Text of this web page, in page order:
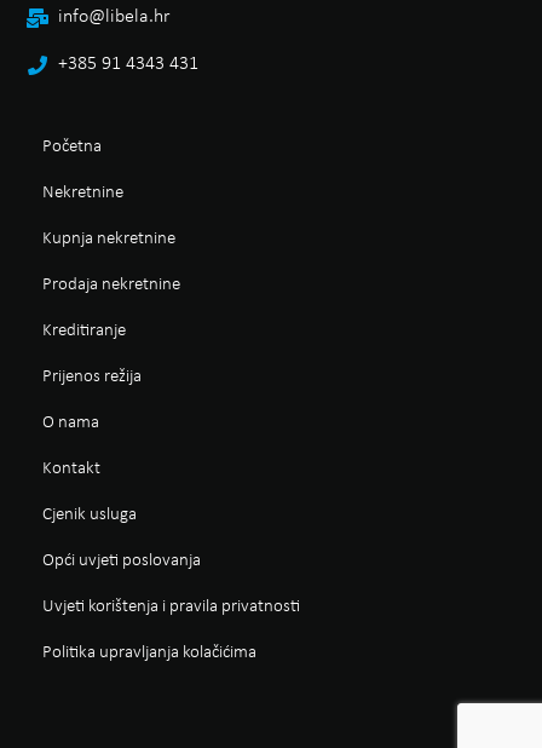
info@libela.hr
+385 91 4343 431
Početna
Nekretnine
Kupnja nekretnine
Prodaja nekretnine
Kreditiranje
Prijenos režija
O nama
Kontakt
Cjenik usluga
Opći uvjeti poslovanja
Uvjeti korištenja i pravila privatnosti
Politika upravljanja kolačićima